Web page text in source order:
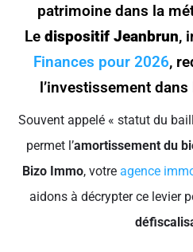
patrimoine dans la
Le dispositif Jeanbrun,
Finances pour 2026,
l’investissement dans
Souvent appelé « statut du
permet l’amortissement du
Bizo Immo, votre agence
aidons à décrypter ce levier